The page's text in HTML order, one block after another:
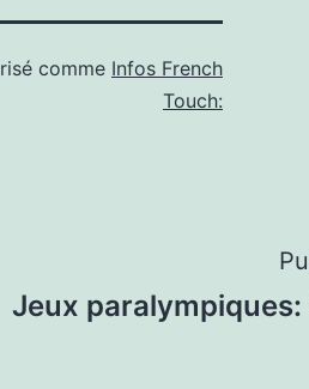
comme Infos French
Touch:
Jeux paralympiques: